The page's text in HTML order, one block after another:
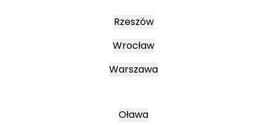
Rzeszów
Wrocław
Warszawa
Oława